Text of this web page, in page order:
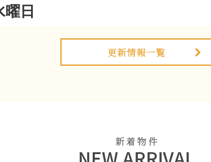
日
下記の期間を年末年始冬季休業とさせて頂